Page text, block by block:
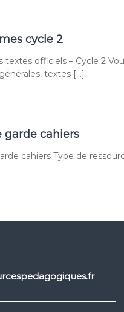
cycle 2
textes officiels – Cycle 2
textes […]
garde cahiers
cahiers Type de